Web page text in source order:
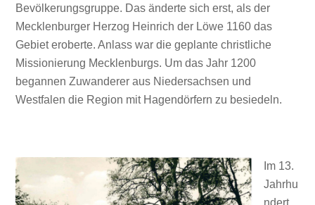
Bevölkerungsgruppe. Das änderte sich erst, als der
Mecklenburger Herzog Heinrich der Löwe 1160 das
Gebiet eroberte. Anlass war die geplante christliche
Missionierung Mecklenburgs. Um das Jahr 1200
begannen Zuwanderer aus Niedersachsen und
Westfalen die Region mit Hagendörfern zu besiedeln.
Im 13.
Jahrhu
ndert